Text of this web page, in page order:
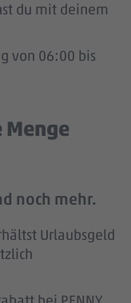
du mit deinem
von 06:00 bis
Menge
noch mehr.
Urlaubsgeld